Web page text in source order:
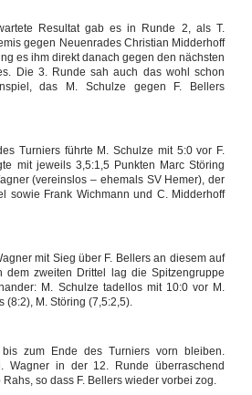
Resultat gab es in Runde 2, als T.
gegen Neuenrades Christian Midderhoff
es ihm direkt danach gegen den nächsten
Die 3. Runde sah auch das wohl schon
das M. Schulze gegen F. Bellers
Turniers führte M. Schulze mit 5:0 vor F.
mit jeweils 3,5:1,5 Punkten Marc Störing
(vereinslos – ehemals SV Hemer), der
sowie Frank Wichmann und C. Midderhoff
mit Sieg über F. Bellers an diesem auf
dem zweiten Drittel lag die Spitzengruppe
M. Schulze tadellos mit 10:0 vor M.
(8:2), M. Störing (7,5:2,5).
zum Ende des Turniers vorn bleiben.
Wagner in der 12. Runde überraschend
so dass F. Bellers wieder vorbei zog.